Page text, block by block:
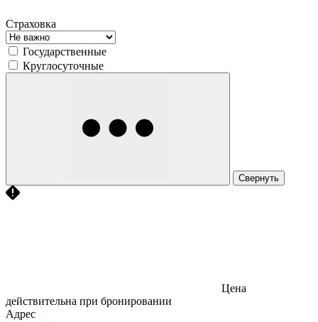
Страховка
Государственные
Круглосуточные
Свернуть
Цена
действительна при бронировании
Адрес